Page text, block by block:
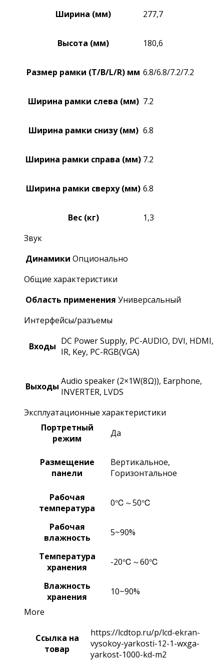
Ширина (мм)
277,7
Высота (мм) 180,6
Размер рамки (T/B/L/R) мм 6.8/6.8/7.2/7.2
Ширина рамки слева (мм) 7.2
Ширина рамки снизу (мм) 6.8
Ширина рамки справа (мм) 7.2
Ширина рамки сверху (мм) 6.8
Вес (кг)
1,3
Звук
Динамики Опционально
Общие характеристики
Область применения Универсальный
Интерфейсы/разъемы
Входы DC Power Supply, PC-AUDIO, DVI, HDMI,
IR, Key, PC-RGB(VGA)
Выходы Audio speaker (2×1W(8Ω)), Earphone,
INVERTER, LVDS
Эксплуатационные характеристики
Портретный
режим
Да
Размещение
панели
Вертикальное,
Горизонтальное
Рабочая
температура
0℃～50℃
Рабочая
влажность
5~90%
Температура
хранения
-20℃～60℃
Влажность
хранения
10~90%
More
Ссылка на
товар
https://lcdtop.ru/p/lcd-ekran-
vysokoy-yarkosti-12-1-wxga-
yarkost-1000-kd-m2